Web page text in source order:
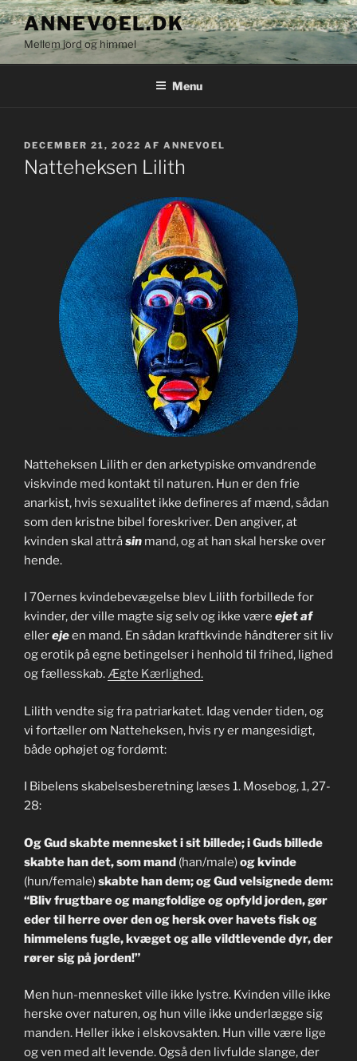
Videre
til
indhold
ANNEVOEL.DK
Mellem jord og himmel
Menu
UDGIVET
DEN
DECEMBER 21, 2022 AF ANNEVOEL
Natteheksen Lilith
Natteheksen Lilith er den arketypiske omvandrende
viskvinde med kontakt til naturen. Hun er den frie
anarkist, hvis sexualitet ikke defineres af mænd, sådan
som den kristne bibel foreskriver. Den angiver, at
kvinden skal attråsin mand, og at han skal herske over
hende.
I 70ernes kvindebevægelse blev Lilith forbillede for
kvinder, der ville magte sig selv og ikke være ejet af
ellerejeen mand. En sådan kraftkvinde håndterer sit liv
og erotik på egne betingelser i henhold til frihed, lighed
og fællesskab.Ægte Kærlighed.
Lilith vendte sig fra patriarkatet. Idag vender tiden, og
vi fortæller om Natteheksen, hvis ry er mangesidigt,
både ophøjet og fordømt:
I Bibelens skabelsesberetning læses 1. Mosebog, 1, 27-
28:
Og Gud skabte mennesket i sit billede; i Guds billede
skabte han det, som mand (han/male)og kvinde
(hun/female)skabte han dem; og Gud velsignede dem:
“Bliv frugtbare og mangfoldige og opfyld jorden, gør
eder til herre over den og hersk over havets fisk og
himmelens fugle, kvæget og alle vildtlevende dyr, der
rører sig på jorden!”
Men hun-mennesket ville ikke lystre. Kvinden ville ikke
herske over naturen, og hun ville ikke underlægge sig
manden. Heller ikke i elskovsakten. Hun ville være lige
og ven med alt levende. Også den livfulde slange, der